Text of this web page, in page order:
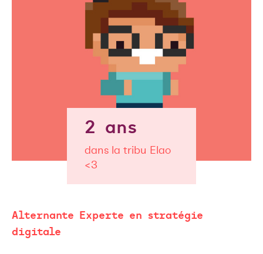
2 ans
dans la tribu Elao
<3
Alternante Experte en stratégie
digitale